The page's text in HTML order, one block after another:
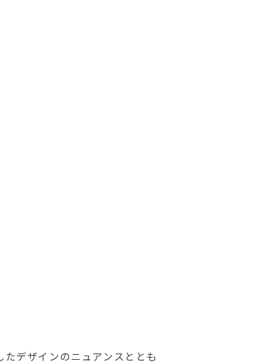
デザインのニュアンスととも